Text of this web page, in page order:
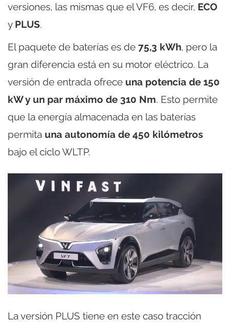
versiones, las mismas que el VF6, es decir, ECO
y PLUS.
El paquete de baterías es de 75,3 kWh, pero la
gran diferencia está en su motor eléctrico. La
versión de entrada ofrece una potencia de 150
kW y un par máximo de 310 Nm. Esto permite
que la energía almacenada en las baterías
permita una autonomía de 450 kilómetros
bajo el ciclo WLTP.
La versión PLUS tiene en este caso tracción